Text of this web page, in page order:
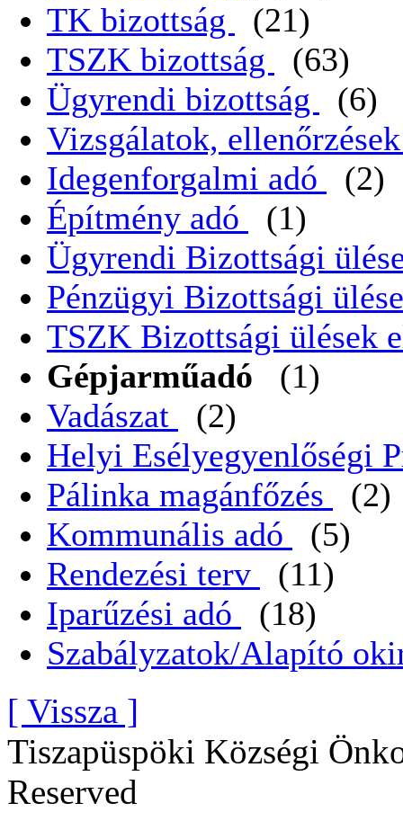
TK bizottság
(21)
TSZK bizottság
(63)
Ügyrendi bizottság
(6)
Vizsgálatok,
Idegenforgalmi adó
(2)
Építmény adó
(1)
Ügyrendi Bizottsági
Pénzügyi Bizottsági
TSZK Bizottsági ülések
Gépjarműadó
(1)
Vadászat
(2)
Helyi Esélyegyenlőségi
Pálinka magánfőzés
(2)
Kommunális adó
(5)
Rendezési terv
(11)
Iparűzési adó
(18)
Szabályzatok/Alapító
[ Vissza ]
Tiszapüspöki Községi
Reserved